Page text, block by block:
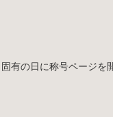
固有の日に称号ページを